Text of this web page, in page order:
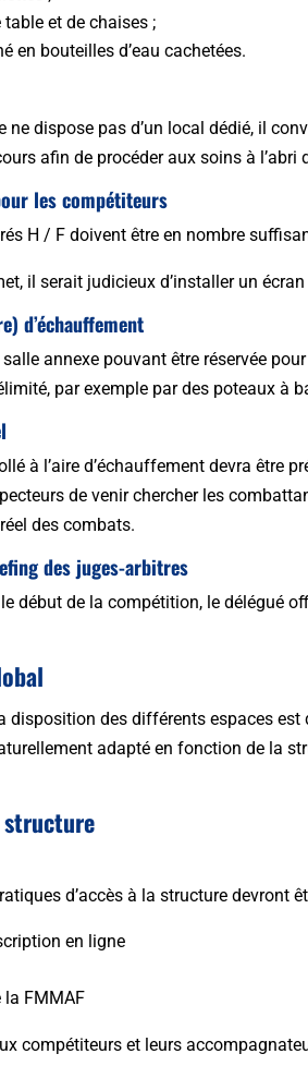
table et de chaises ;
en bouteilles d’eau cachetées.
ne dispose pas d’un local dédié, il
afin de procéder aux soins à l’abri
les compétiteurs
H / F doivent être en nombre
il serait judicieux d’installer un
d’échauffement
salle annexe pouvant être réservée
par exemple par des poteaux à
à l’aire d’échauffement devra être
de venir chercher les
des combats.
des juges-arbitres
début de la compétition, le délégué
disposition des différents espaces est
adapté en fonction de la
structure
d’accès à la structure devront
en ligne
la FMMAF
compétiteurs et leurs